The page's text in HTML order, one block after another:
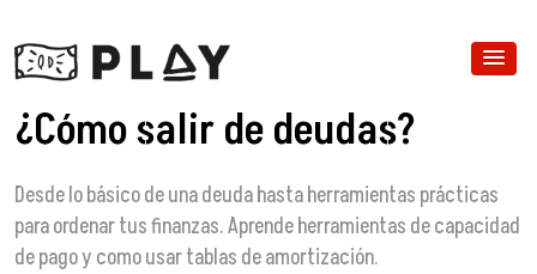
¿Cómo salir de deudas?
Desde lo básico de una deuda hasta herramientas prácticas
para ordenar tus finanzas. Aprende herramientas de capacidad
de pago y como usar tablas de amortización.